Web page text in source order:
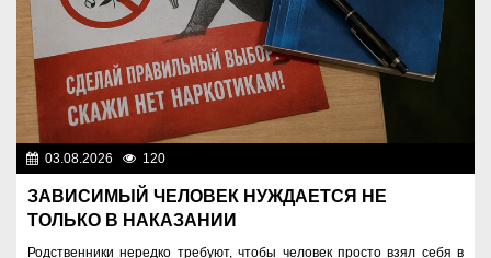
03.08.2026 120
ЗАВИСИМЫЙ ЧЕЛОВЕК НУЖДАЕТСЯ НЕ
ТОЛЬКО В НАКАЗАНИИ
Родственники нередко требуют, чтобы человек просто взял себя в